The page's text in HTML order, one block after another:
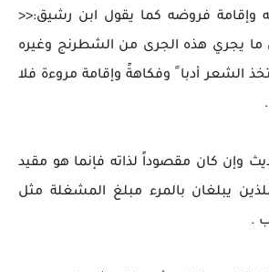
وإقامة فروضه كما يقول ابن رشيق:<<
يجري هذه الجرى من الشطرنج وغيره
الشعر أدبا ً وفكاهةً وإقامة مروءة فلا
وإن كان مقصوداً لذاته فإنما هو مقيد
يبلغان بالمرء مبلغ المشغلة مثل
.